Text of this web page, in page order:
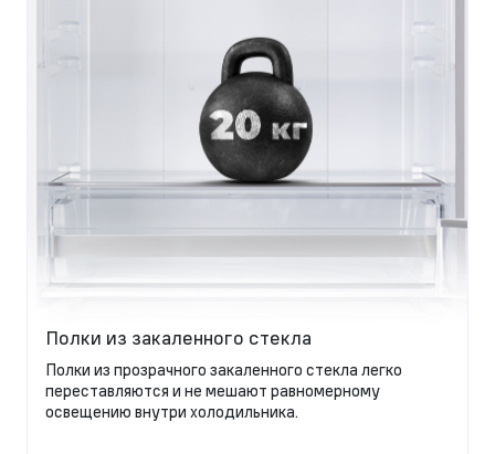
Полки из закаленного стекла
Полки из прозрачного закаленного стекла легко
переставляются и не мешают равномерному
освещению внутри холодильника.